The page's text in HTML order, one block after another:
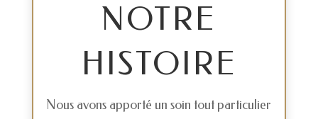
NOTRE
HISTOIRE
Nous avons apporté un soin tout particulier